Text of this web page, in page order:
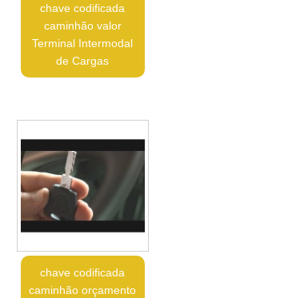
chave codificada
caminhão valor
Terminal Intermodal
de Cargas
chave codificada
caminhão orçamento